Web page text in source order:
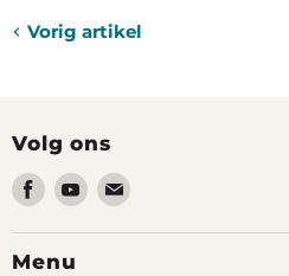
Vorig artikel
Volg ons
Vind
ons
op
Facebook
Vind
ons
op
Vind
op
Menu